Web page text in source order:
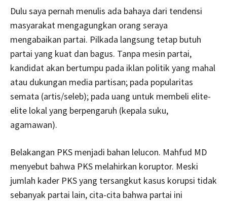
Dulu saya pernah menulis ada bahaya dari tendensi
masyarakat mengagungkan orang seraya
mengabaikan partai. Pilkada langsung tetap butuh
partai yang kuat dan bagus. Tanpa mesin partai,
kandidat akan bertumpu pada iklan politik yang mahal
atau dukungan media partisan; pada popularitas
semata (artis/seleb); pada uang untuk membeli elite-
elite lokal yang berpengaruh (kepala suku,
agamawan).
Belakangan PKS menjadi bahan lelucon. Mahfud MD
menyebut bahwa PKS melahirkan koruptor. Meski
jumlah kader PKS yang tersangkut kasus korupsi tidak
sebanyak partai lain, cita-cita bahwa partai ini